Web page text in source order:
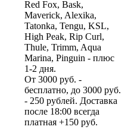
Red Fox, Bask,
Maverick, Alexika,
Tatonka, Tengu, KSL,
High Peak, Rip Curl,
Thule, Trimm, Aqua
Marina, Pinguin - плюс
1-2 дня.
От 3000 руб. -
бесплатно, до 3000 руб.
- 250 рублей. Доставка
после 18:00 всегда
платная +150 руб.